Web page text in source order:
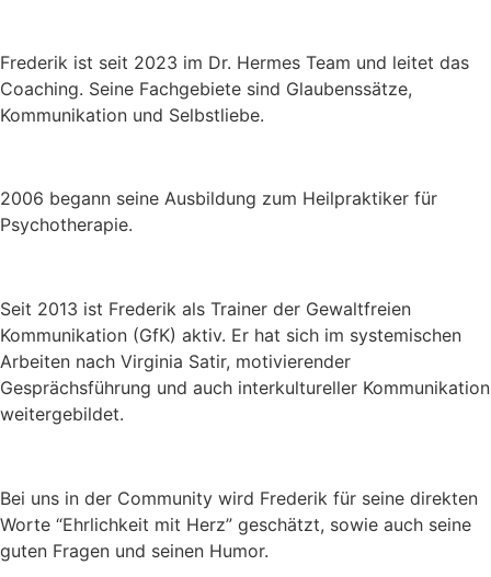
Frederik ist seit 2023 im Dr. Hermes Team und leitet das
Coaching. Seine Fachgebiete sind Glaubenssätze,
Kommunikation und Selbstliebe.
2006 begann seine Ausbildung zum Heilpraktiker für
Psychotherapie.
Seit 2013 ist Frederik als Trainer der Gewaltfreien
Kommunikation (GfK) aktiv. Er hat sich im systemischen
Arbeiten nach Virginia Satir, motivierender
Gesprächsführung und auch interkultureller Kommunikation
weitergebildet.
Bei uns in der Community wird Frederik für seine direkten
Worte “Ehrlichkeit mit Herz” geschätzt, sowie auch seine
guten Fragen und seinen Humor.